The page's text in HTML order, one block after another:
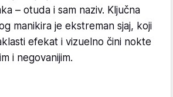
– otuda i sam naziv. Ključna
manikira je ekstreman sjaj, koji
efekat i vizuelno čini nokte
i negovanijim.